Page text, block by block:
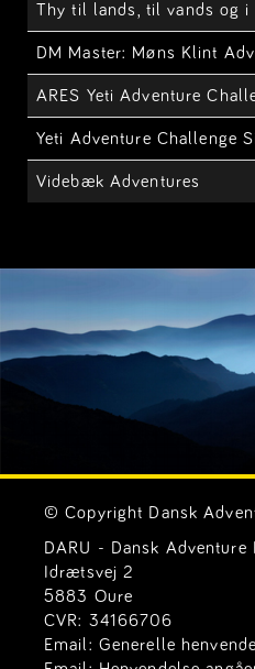
Thy til lands, til vands og i
DM Master: Møns Klint
ARES Yeti Adventure
Yeti Adventure Challenge
Videbæk Adventures
© Copyright Dansk
DARU - Dansk Adventure
Idrætsvej 2
5883 Oure
CVR: 34166706
Email: Generelle